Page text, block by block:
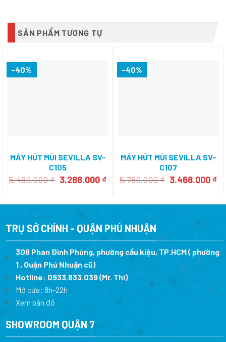
SẢN PHẨM TƯƠNG TỰ
-40%
MÁY HÚT MÙI SEVILLA SV-
C105
5.480.000₫ Giá
5.480.000 ₫.
3.288.000 ₫Giá
là:
-40%
MÁY HÚT MÙI SEVILLA SV-
C107
5.780.000₫ Giá
5.780.000 ₫.
3.468.000 ₫
là:
TRỤ SỞ CHÍNH - QUẬN PHÚ NHUẬN
308 Phan Đình Phùng, phường cầu kiệu, TP.HCM ( phường
1 , Quận Phú Nhuận cũ)
Hotline: 0933.833.039(Mr. Thi)
Mở cửa: 8h-22h
Xem bản đồ
SHOWROOM QUẬN 7